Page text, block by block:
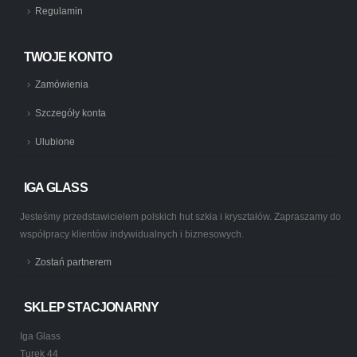
Regulamin
TWOJE KONTO
Zamówienia
Szczegóły konta
Ulubione
IGA GLASS
Jesteśmy przedstawicielem polskich hut szkła i kryształów. Zapraszamy do
współpracy klientów indywidualnych i biznesowych.
Zostań partnerem
SKLEP STACJONARNY
Iga Glass
Turek 44